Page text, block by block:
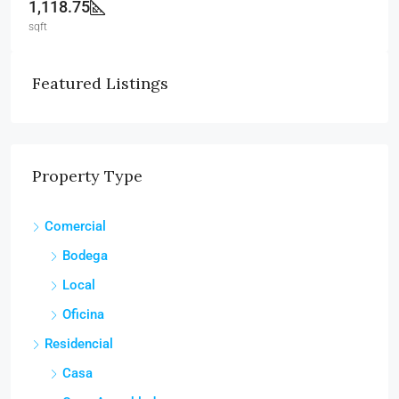
1,118.75
sqft
Featured Listings
Property Type
Comercial
Bodega
Local
Oficina
Residencial
Casa